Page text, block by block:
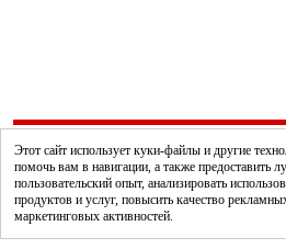
ВНИМАНИЕ!!! Все материалы взяты из
©2015 — 2026
about@larec-
Политика
Этот сайт использует куки-файлы и другие
помочь вам в навигации, а также предоставить
пользовательский опыт, анализировать
продуктов и услуг, повысить качество
маркетинговых активностей.